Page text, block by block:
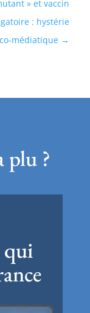
» et vaccin
: hystérie
médiatique
plu ?
qui